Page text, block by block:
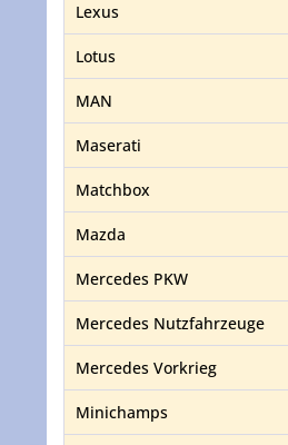
Lexus
Lotus
MAN
Maserati
Matchbox
Mazda
Mercedes PKW
Mercedes Nutzfahrzeuge
Mercedes Vorkrieg
Minichamps